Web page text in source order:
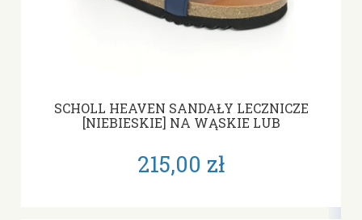
SCHOLL HEAVEN SANDAŁY LECZNICZE
[NIEBIESKIE] NA WĄSKIE LUB
215,00 zł